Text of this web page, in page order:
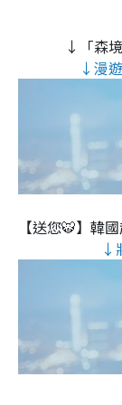
↓「森
↓漫
【送您🐯】韓
↓